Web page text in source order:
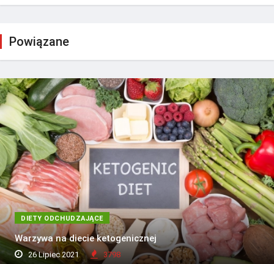
Powiązane
DIETY ODCHUDZAJĄCE
Warzywa na diecie ketogenicznej
26 Lipiec 2021 3798